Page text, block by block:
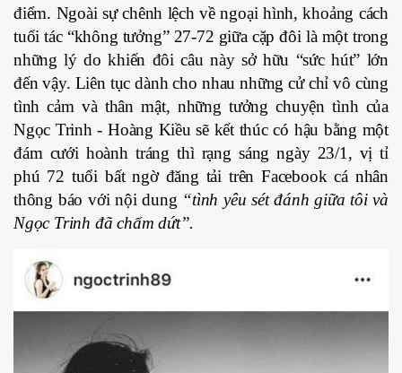
điểm. Ngoài sự chênh lệch về ngoại hình, khoảng cách
tuổi tác “không tưởng” 27-72 giữa cặp đôi là một trong
những lý do khiến đôi câu này sở hữu “sức hút” lớn
đến vậy. Liên tục dành cho nhau những cử chỉ vô cùng
tình cảm và thân mật, những tưởng chuyện tình của
Ngọc Trinh - Hoàng Kiều sẽ kết thúc có hậu bằng một
đám cưới hoành tráng thì rạng sáng ngày 23/1, vị tỉ
phú 72 tuổi bất ngờ đăng tải trên Facebook cá nhân
thông báo với nội dung “tình yêu sét đánh giữa tôi và
Ngọc Trinh đã chấm dứt”.